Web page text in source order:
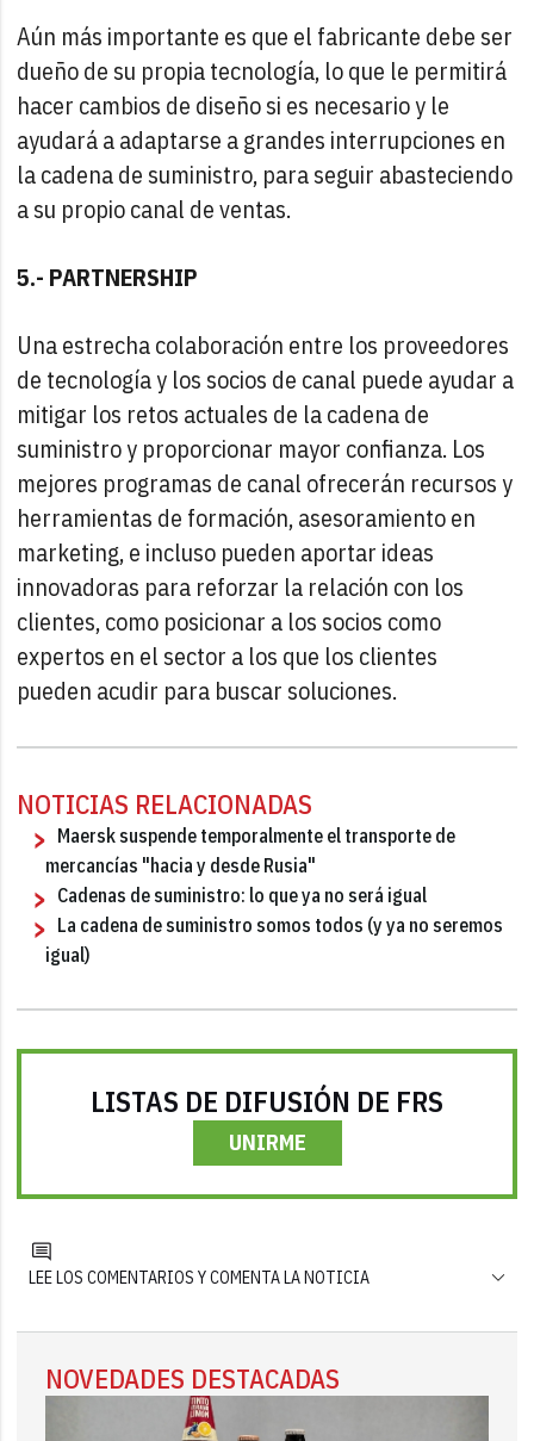
Aún más importante es que el fabricante debe ser
dueño de su propia tecnología, lo que le permitirá
hacer cambios de diseño si es necesario y le
ayudará a adaptarse a grandes interrupciones en
la cadena de suministro, para seguir abasteciendo
a su propio canal de ventas.
5.- PARTNERSHIP
Una estrecha colaboración entre los proveedores
de tecnología y los socios de canal puede ayudar a
mitigar los retos actuales de la cadena de
suministro y proporcionar mayor confianza. Los
mejores programas de canal ofrecerán recursos y
herramientas de formación, asesoramiento en
marketing, e incluso pueden aportar ideas
innovadoras para reforzar la relación con los
clientes, como posicionar a los socios como
expertos en el sector a los que los clientes
pueden acudir para buscar soluciones.
NOTICIAS RELACIONADAS
Maersk suspende temporalmente el transporte de
mercancías "hacia y desde Rusia"
Cadenas de suministro: lo que ya no será igual
La cadena de suministro somos todos (y ya no seremos
igual)
LISTAS DE DIFUSIÓN DE FRS
UNIRME
LEE LOS COMENTARIOS Y COMENTA LA NOTICIA
NOVEDADES DESTACADAS